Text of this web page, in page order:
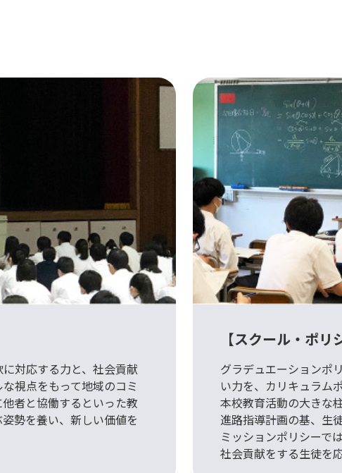
対応する力と、社会貢献
視点をもって地域のコミ
者と協働するといった教
勢を養い、新しい価値を
【スクール・ポリ
グラデュエーションポ
い力を、カリキュラム
本校教育活動の大きな
進路指導計画の基、生
ミッションポリシーで
社会貢献をする生徒を